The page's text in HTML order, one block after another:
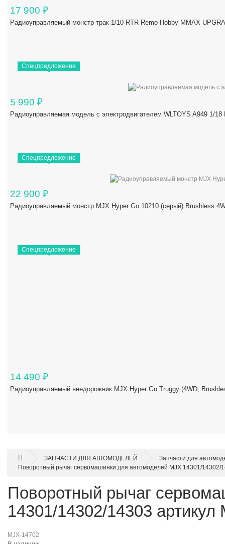
17 900 ₽
Радиоуправляемый монстр-трак 1/10 RTR Remo Hobby MMAX
Спецпредложение
5 990 ₽
Радиоуправляемая модель с электродвигателем WLTOYS A949 1/
Спецпредложение
22 900 ₽
Радиоуправляемый монстр MJX Hyper Go 10210 (серый) Brushless
Спецпредложение
14 490 ₽
Радиоуправляемый внедорожник MJX Hyper Go Truggy (4WD,
ЗАПЧАСТИ ДЛЯ АВТОМОДЕЛЕЙ
Запчасти для
Поворотный рычаг сервомашинки для автомоделей MJX 14301/14302/
Поворотный рычаг
14301/14302/14303 артикул
MJX-14702